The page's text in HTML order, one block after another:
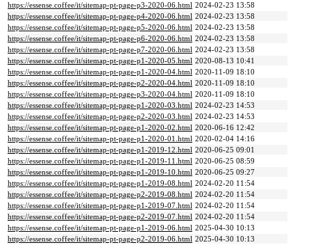
https://essense.coffee/it/sitemap-pt-page-p3-2020-06.html 2024-02-23 13:58
https://essense.coffee/it/sitemap-pt-page-p4-2020-06.html 2024-02-23 13:58
https://essense.coffee/it/sitemap-pt-page-p5-2020-06.html 2024-02-23 13:58
https://essense.coffee/it/sitemap-pt-page-p6-2020-06.html 2024-02-23 13:58
https://essense.coffee/it/sitemap-pt-page-p7-2020-06.html 2024-02-23 13:58
https://essense.coffee/it/sitemap-pt-page-p1-2020-05.html 2020-08-13 10:41
https://essense.coffee/it/sitemap-pt-page-p1-2020-04.html 2020-11-09 18:10
https://essense.coffee/it/sitemap-pt-page-p2-2020-04.html 2020-11-09 18:10
https://essense.coffee/it/sitemap-pt-page-p3-2020-04.html 2020-11-09 18:10
https://essense.coffee/it/sitemap-pt-page-p1-2020-03.html 2024-02-23 14:53
https://essense.coffee/it/sitemap-pt-page-p2-2020-03.html 2024-02-23 14:53
https://essense.coffee/it/sitemap-pt-page-p1-2020-02.html 2020-06-16 12:42
https://essense.coffee/it/sitemap-pt-page-p1-2020-01.html 2020-02-04 14:16
https://essense.coffee/it/sitemap-pt-page-p1-2019-12.html 2020-06-25 09:01
https://essense.coffee/it/sitemap-pt-page-p1-2019-11.html 2020-06-25 08:59
https://essense.coffee/it/sitemap-pt-page-p1-2019-10.html 2020-06-25 09:27
https://essense.coffee/it/sitemap-pt-page-p1-2019-08.html 2024-02-20 11:54
https://essense.coffee/it/sitemap-pt-page-p2-2019-08.html 2024-02-20 11:54
https://essense.coffee/it/sitemap-pt-page-p1-2019-07.html 2024-02-20 11:54
https://essense.coffee/it/sitemap-pt-page-p2-2019-07.html 2024-02-20 11:54
https://essense.coffee/it/sitemap-pt-page-p1-2019-06.html 2025-04-30 10:13
https://essense.coffee/it/sitemap-pt-page-p2-2019-06.html 2025-04-30 10:13